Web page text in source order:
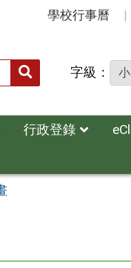
學校行事曆
送出 字級： 小
行政登錄